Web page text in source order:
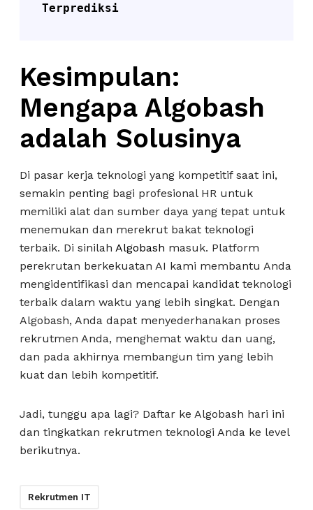
Terprediksi
Kesimpulan:
Mengapa Algobash
adalah Solusinya
Di pasar kerja teknologi yang kompetitif saat ini,
semakin penting bagi profesional HR untuk
memiliki alat dan sumber daya yang tepat untuk
menemukan dan merekrut bakat teknologi
terbaik. Di sinilah Algobash masuk. Platform
perekrutan berkekuatan AI kami membantu Anda
mengidentifikasi dan mencapai kandidat teknologi
terbaik dalam waktu yang lebih singkat. Dengan
Algobash, Anda dapat menyederhanakan proses
rekrutmen Anda, menghemat waktu dan uang,
dan pada akhirnya membangun tim yang lebih
kuat dan lebih kompetitif.
Jadi, tunggu apa lagi? Daftar ke Algobash hari ini
dan tingkatkan rekrutmen teknologi Anda ke level
berikutnya.
Rekrutmen IT